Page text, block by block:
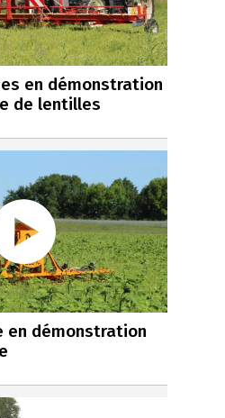
en démonstration
de lentilles
en démonstration